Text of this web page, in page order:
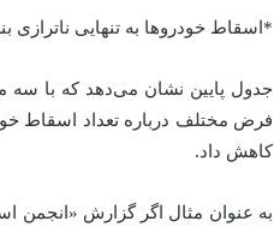
*اسقاط خودروها به تنهایی ناترازی
جدول پایین نشان می‌دهد که با
فرض مختلف درباره تعداد اسقاط
کاهش داد.
به عنوان مثال اگر گزارش «انجمن